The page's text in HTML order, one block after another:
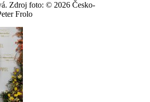
Zdroj foto: © 2026 Česko-
Frolo